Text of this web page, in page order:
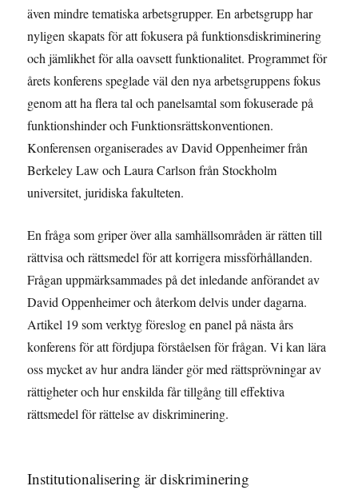
även mindre tematiska arbetsgrupper. En arbetsgrupp har
nyligen skapats för att fokusera på funktionsdiskriminering
och jämlikhet för alla oavsett funktionalitet. Programmet för
årets konferens speglade väl den nya arbetsgruppens fokus
genom att ha flera tal och panelsamtal som fokuserade på
funktionshinder och Funktionsrättskonventionen.
Konferensen organiserades av David Oppenheimer från
Berkeley Law och Laura Carlson från Stockholm
universitet, juridiska fakulteten.
En fråga som griper över alla samhällsområden är rätten till
rättvisa och rättsmedel för att korrigera missförhållanden.
Frågan uppmärksammades på det inledande anförandet av
David Oppenheimer och återkom delvis under dagarna.
Artikel 19 som verktyg föreslog en panel på nästa års
konferens för att fördjupa förståelsen för frågan. Vi kan lära
oss mycket av hur andra länder gör med rättsprövningar av
rättigheter och hur enskilda får tillgång till effektiva
rättsmedel för rättelse av diskriminering.
Institutionalisering är diskriminering